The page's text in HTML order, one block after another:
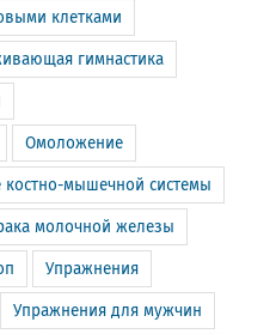
клетками
гимнастика
Омоложение
костно-мышечной системы
молочной железы
Упражнения
Упражнения для мужчин